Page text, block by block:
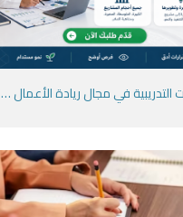
الدورات التدريبية في مجال ريادة الأعمال والابتكار - منصة تدريبكم